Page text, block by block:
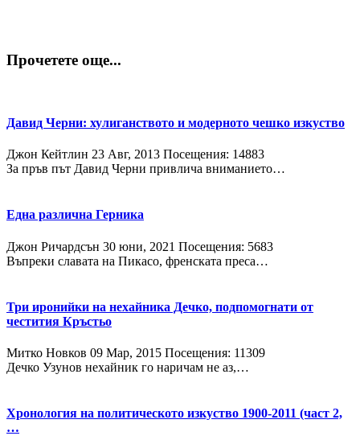
Прочетете още...
Давид Черни: хулиганството и модерното чешко изкуство
Джон Кейтлин 23 Авг, 2013 Посещения: 14883
За пръв път Давид Черни привлича вниманието…
Една различна Герника
Джон Ричардсън 30 юни, 2021 Посещения: 5683
Въпреки славата на Пикасо, френската преса…
Три иронийки на нехайника Дечко, подпомогнати от
честития Кръстьо
Митко Новков 09 Мар, 2015 Посещения: 11309
Дечко Узунов нехайник го наричам не аз,…
Хронология на политическото изкуство 1900-2011 (част 2,
…